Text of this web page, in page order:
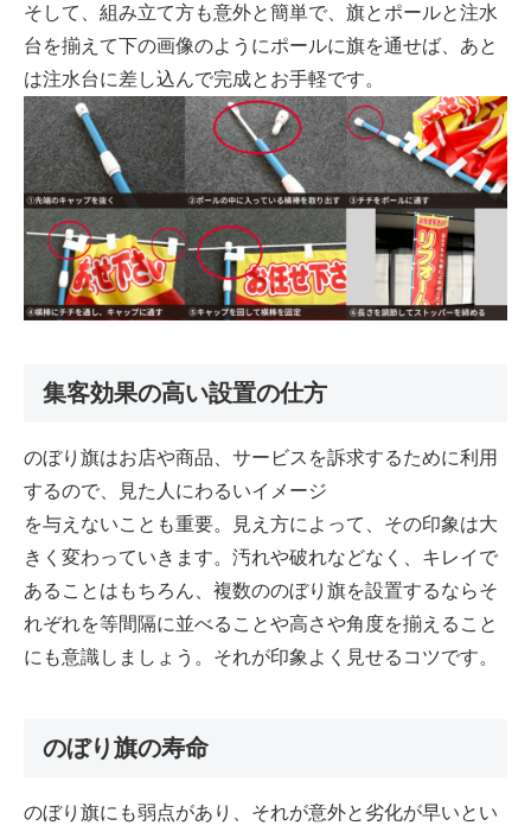
そして、組み立て方も意外と簡単で、旗とポールと注水
台を揃えて下の画像のようにポールに旗を通せば、あと
は注水台に差し込んで完成とお手軽です。
集客効果の高い設置の仕方
のぼり旗はお店や商品、サービスを訴求するために利用
するので、見た人にわるいイメージ
を与えないことも重要。見え方によって、その印象は大
きく変わっていきます。汚れや破れなどなく、キレイで
あることはもちろん、複数ののぼり旗を設置するならそ
れぞれを等間隔に並べることや高さや角度を揃えること
にも意識しましょう。それが印象よく見せるコツです。
のぼり旗の寿命
のぼり旗にも弱点があり、それが意外と劣化が早いとい